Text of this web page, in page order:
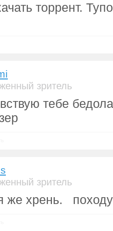
торрент.
зритель
тебе
зритель
же хрень.